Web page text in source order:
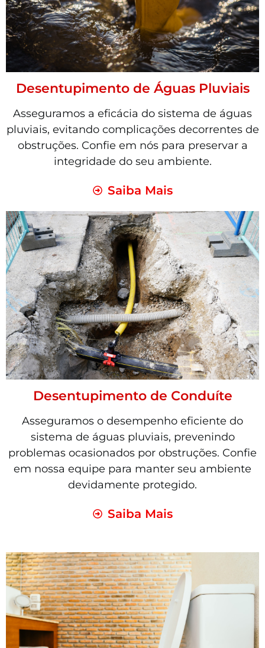
Desentupimento de Águas Pluviais
Asseguramos a eficácia do sistema de águas
pluviais, evitando complicações decorrentes de
obstruções. Confie em nós para preservar a
integridade do seu ambiente.
Saiba Mais
Desentupimento de Conduíte
Asseguramos o desempenho eficiente do
sistema de águas pluviais, prevenindo
problemas ocasionados por obstruções. Confie
em nossa equipe para manter seu ambiente
devidamente protegido.
Saiba Mais